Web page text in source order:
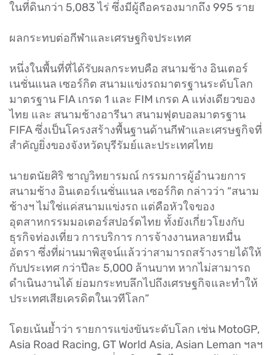
ในที่ดินกว่า 5,083 ไร่ ซึ่งมีผู้ถือครองมากถึง 995 ราย
ผลกระทบต่อกีฬาและเศรษฐกิจประเทศ
หนึ่งในพื้นที่ที่ได้รับผลกระทบคือ สนามช้าง อินเตอร์
เนชั่นแนล เซอร์กิต สนามแข่งรถมาตรฐานระดับโลก
มาตรฐาน FIA เกรด 1 และ FIM เกรด A แห่งเดียวของ
ไทย และ สนามช้างอารีนา สนามฟุตบอลมาตรฐาน
FIFA ซึ่งเป็นโครงสร้างพื้นฐานด้านกีฬาและเศรษฐกิจที่
สำคัญยิ่งของจังหวัดบุรีรัมย์และประเทศไทย
นายตนัยศิริ ชาญวิทยารมณ์ กรรมการผู้อำนวยการ
สนามช้าง อินเตอร์เนชั่นแนล เซอร์กิต กล่าวว่า “สนาม
ช้างฯ ไม่ใช่แค่สนามแข่งรถ แต่คือหัวใจของ
อุตสาหกรรมมอเตอร์สปอร์ตไทย ทั้งยังเกี่ยวโยงกับ
ธุรกิจท่องเที่ยว การบริการ การจ้างงานหลายหมื่น
อัตรา ซึ่งที่ผ่านมาพิสูจน์แล้วว่าสามารถสร้างรายได้ให้
กับประเทศ กว่าปีละ 5,000 ล้านบาท หากไม่สามารถ
ดำเนินงานได้ ย่อมกระทบลึกไปถึงเศรษฐกิจและทำให้
ประเทศเสียเครดิตในเวทีโลก”
โดยเน้นย้ำว่า รายการแข่งขันระดับโลก เช่น MotoGP,
Asia Road Racing, GT World Asia, Asian Leman ฯลฯ